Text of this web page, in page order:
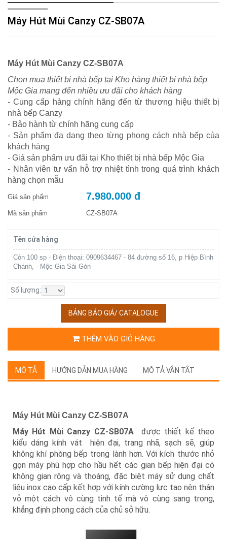
Máy Hút Mùi Canzy CZ-SB07A
Máy Hút Mùi Canzy CZ-SB07A
Chọn mua thiết bị nhà bếp tại Kho hàng thiết bị nhà bếp
Mộc Gia mang đến nhiều ưu đãi cho khách hàng
- Cung cấp hàng chính hãng đến từ thương hiệu thiết bị
nhà bếp Canzy
- Bảo hành từ chính hãng cung cấp
- Sản phẩm đa dạng theo từng phong cách nhà bếp của
khách hàng
- Giá sản phẩm ưu đãi tại Kho thiết bị nhà bếp Mộc Gia
- Nhân viên tư vấn hỗ trợ nhiệt tình trong quá trình khách
hàng chọn mẫu
Giá sản phẩm 7.980.000 đ
Mã sản phẩm CZ-SB07A
Tên cửa hàng
Còn 100 sp - Điện thoại: 0909634467 - 84 đường số 16, p Hiệp Bình
Chánh, - Mộc Gia Sài Gòn
Số lượng:
BẢNG BÁO GIÁ/ CATALOGUE
THÊM VÀO GIỎ HÀNG
MÔ TẢ HƯỚNG DẪN MUA HÀNG MÔ TẢ VẮN TẮT
Máy Hút Mùi Canzy CZ-SB07A
Máy Hút Mùi Canzy CZ-SB07A
được thiết kế theo
kiểu dáng kính vát hiện đại, trang nhã, sạch sẽ, giúp
không khí phòng bếp trong lành hơn. Với kích thước nhỏ
gọn máy phù hợp cho hầu hết các gian bếp hiện đại có
không gian rộng và thoáng, đặc biệt máy sử dụng chất
liệu inox cao cấp kết hợp với kính cường lực tạo nên thân
vỏ một cách vô cùng tinh tế mà vô cùng sang trọng,
khẳng định phong cách của chủ sở hữu.